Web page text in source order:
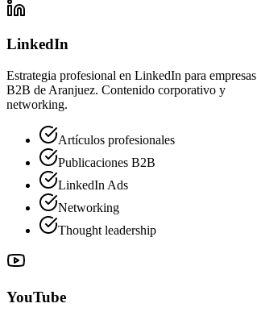
LinkedIn
Estrategia profesional en LinkedIn para empresas
B2B de Aranjuez. Contenido corporativo y
networking.
Artículos profesionales
Publicaciones B2B
LinkedIn Ads
Networking
Thought leadership
YouTube